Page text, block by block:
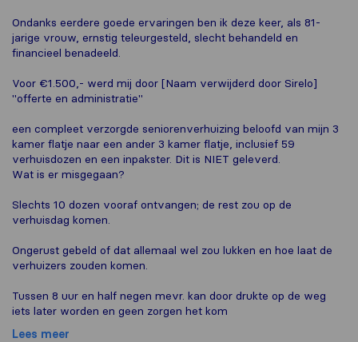
Ondanks eerdere goede ervaringen ben ik deze keer, als 81-
jarige vrouw, ernstig teleurgesteld, slecht behandeld en
financieel benadeeld.
Voor €1.500,- werd mij door [Naam verwijderd door Sirelo]
''offerte en administratie''
een compleet verzorgde seniorenverhuizing beloofd van mijn 3
kamer flatje naar een ander 3 kamer flatje, inclusief 59
verhuisdozen en een inpakster. Dit is NIET geleverd.
Wat is er misgegaan?
Slechts 10 dozen vooraf ontvangen; de rest zou op de
verhuisdag komen.
Ongerust gebeld of dat allemaal wel zou lukken en hoe laat de
verhuizers zouden komen.
Tussen 8 uur en half negen mevr. kan door drukte op de weg
iets later worden en geen zorgen het kom
Lees meer